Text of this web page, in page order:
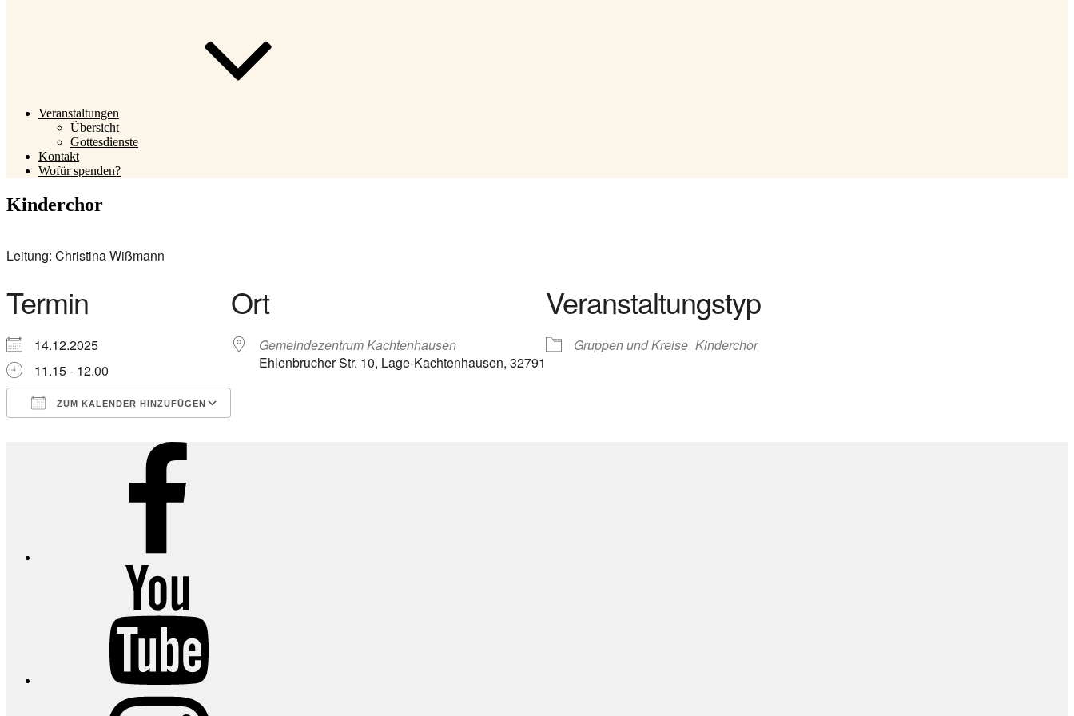
Veranstaltungen
Übersicht
Gottesdienste
Kontakt
Wofür spenden?
Kinderchor
Leitung: Christina Wißmann
Termin
14.12.2025
11.15 - 12.00
ZUM KALENDER HINZUFÜGEN
Google Kalender
iCalendarOffice 365
Ort
Gemeindezentrum Kachtenhausen
Ehlenbrucher Str. 10, Lage-Kachtenhausen, 32791
Veranstaltungstyp
Gruppen und Kreise Kinderchor